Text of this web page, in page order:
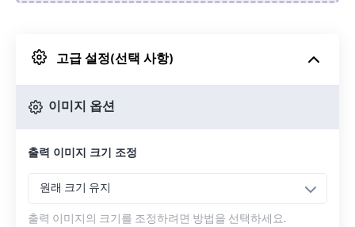
Google 드라이브에서
고급 설정(선택 사항)
이미지 옵션
출력 이미지 크기 조정
원래 크기 유지
출력 이미지의 크기를 조정하려면 방법을 선택하세요.